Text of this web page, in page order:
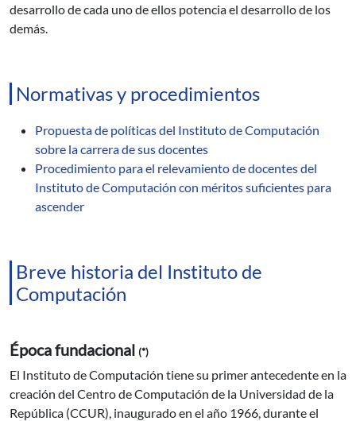
desarrollo de cada uno de ellos potencia el desarrollo de los
demás.
Normativas y procedimientos
Propuesta de políticas del Instituto de Computación
sobre la carrera de sus docentes
Procedimiento para el relevamiento de docentes del
Instituto de Computación con méritos suficientes para
ascender
Breve historia del Instituto de
Computación
Época fundacional (*)
El Instituto de Computación tiene su primer antecedente en la
creación del Centro de Computación de la Universidad de la
República (CCUR), inaugurado en el año 1966, durante el